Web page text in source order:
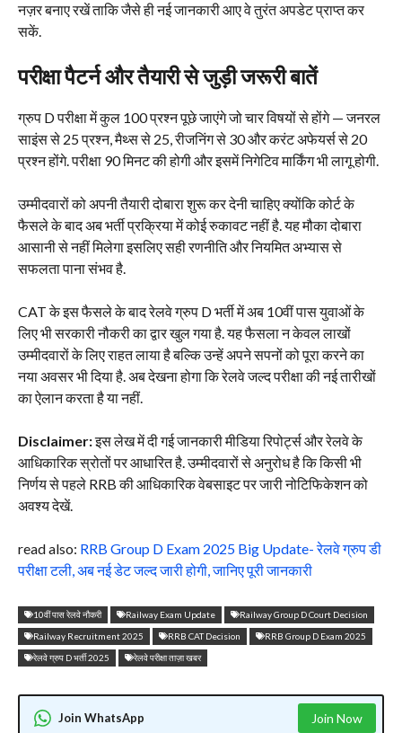
नज़र बनाए रखें ताकि जैसे ही नई जानकारी आए वे तुरंत अपडेट प्राप्त कर
सकें.
परीक्षा पैटर्न और तैयारी से जुड़ी जरूरी बातें
ग्रुप D परीक्षा में कुल 100 प्रश्न पूछे जाएंगे जो चार विषयों से होंगे — जनरल
साइंस से 25 प्रश्न, मैथ्स से 25, रीजनिंग से 30 और करंट अफेयर्स से 20
प्रश्न होंगे. परीक्षा 90 मिनट की होगी और इसमें निगेटिव मार्किंग भी लागू होगी.
उम्मीदवारों को अपनी तैयारी दोबारा शुरू कर देनी चाहिए क्योंकि कोर्ट के
फैसले के बाद अब भर्ती प्रक्रिया में कोई रुकावट नहीं है. यह मौका दोबारा
आसानी से नहीं मिलेगा इसलिए सही रणनीति और नियमित अभ्यास से
सफलता पाना संभव है.
CAT के इस फैसले के बाद रेलवे ग्रुप D भर्ती में अब 10वीं पास युवाओं के
लिए भी सरकारी नौकरी का द्वार खुल गया है. यह फैसला न केवल लाखों
उम्मीदवारों के लिए राहत लाया है बल्कि उन्हें अपने सपनों को पूरा करने का
नया अवसर भी दिया है. अब देखना होगा कि रेलवे जल्द परीक्षा की नई तारीखों
का ऐलान करता है या नहीं.
Disclaimer:इस लेख में दी गई जानकारी मीडिया रिपोर्ट्स और रेलवे के
आधिकारिक स्रोतों पर आधारित है. उम्मीदवारों से अनुरोध है कि किसी भी
निर्णय से पहले RRB की आधिकारिक वेबसाइट पर जारी नोटिफिकेशन को
अवश्य देखें.
read also: RRB Group D Exam 2025 Big Update- रेलवे ग्रुप डी
परीक्षा टली, अब नई डेट जल्द जारी होगी, जानिए पूरी जानकारी
10वीं पास रेलवे नौकरी Railway Exam Update
Railway Group D Court Decision
Railway Recruitment 2025
RRB CAT Decision
RRB Group D Exam 2025
रेलवे ग्रुप D भर्ती 2025
रेलवे परीक्षा ताज़ा खबर
Join WhatsApp Join Now